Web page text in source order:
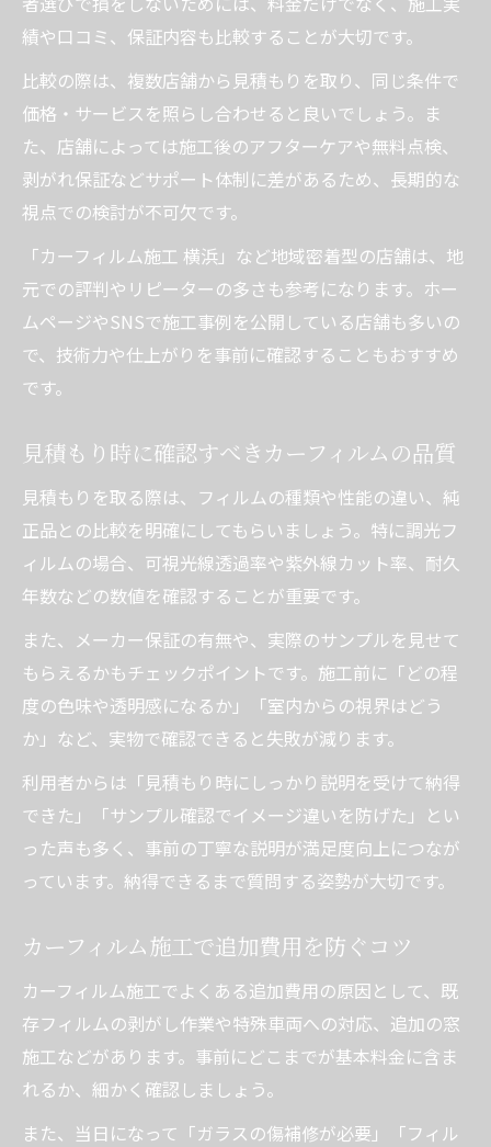
績や口コミ、保証内容も比較することが大切です。
比較の際は、複数店舗から見積もりを取り、同じ条件で
価格・サービスを照らし合わせると良いでしょう。ま
た、店舗によっては施工後のアフターケアや無料点検、
剥がれ保証などサポート体制に差があるため、長期的な
視点での検討が不可欠です。
「カーフィルム施工 横浜」など地域密着型の店舗は、地
元での評判やリピーターの多さも参考になります。ホー
ムページやSNSで施工事例を公開している店舗も多いの
で、技術力や仕上がりを事前に確認することもおすすめ
です。
見積もり時に確認すべきカーフィルムの品質
見積もりを取る際は、フィルムの種類や性能の違い、純
正品との比較を明確にしてもらいましょう。特に調光フ
ィルムの場合、可視光線透過率や紫外線カット率、耐久
年数などの数値を確認することが重要です。
また、メーカー保証の有無や、実際のサンプルを見せて
もらえるかもチェックポイントです。施工前に「どの程
度の色味や透明感になるか」「室内からの視界はどう
か」など、実物で確認できると失敗が減ります。
利用者からは「見積もり時にしっかり説明を受けて納得
できた」「サンプル確認でイメージ違いを防げた」とい
った声も多く、事前の丁寧な説明が満足度向上につなが
っています。納得できるまで質問する姿勢が大切です。
カーフィルム施工で追加費用を防ぐコツ
カーフィルム施工でよくある追加費用の原因として、既
存フィルムの剥がし作業や特殊車両への対応、追加の窓
施工などがあります。事前にどこまでが基本料金に含ま
れるか、細かく確認しましょう。
また、当日になって「ガラスの傷補修が必要」「フィル